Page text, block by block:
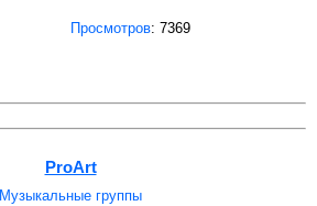
Просмотров: 7369
ProArt
Музыкальные группы